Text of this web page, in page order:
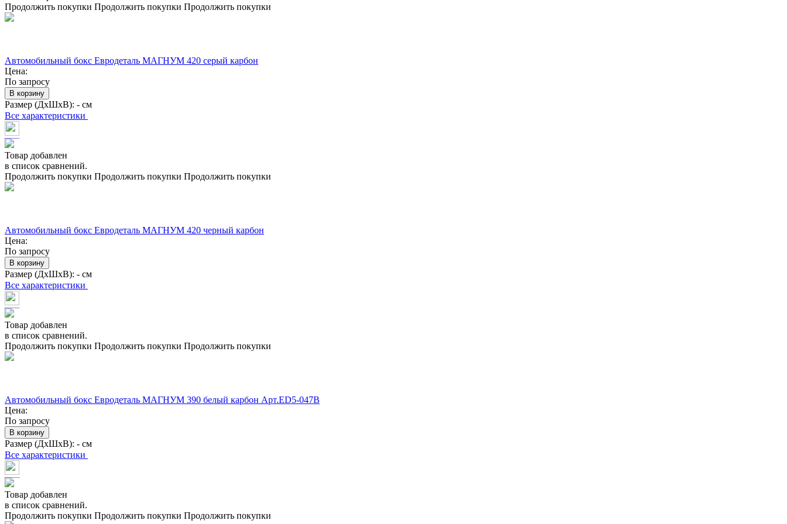
Продолжить покупки Продолжить покупки Продолжить покупки
Автомобильный бокс Евродеталь МАГНУМ 420 серый карбон
Цена:
По запросу
В корзину
Размер (ДхШхВ): - см
Все характеристики
Товар добавлен
в список сравнений.
Продолжить покупки Продолжить покупки Продолжить покупки
Автомобильный бокс Евродеталь МАГНУМ 420 черный карбон
Цена:
По запросу
В корзину
Размер (ДхШхВ): - см
Все характеристики
Товар добавлен
в список сравнений.
Продолжить покупки Продолжить покупки Продолжить покупки
Автомобильный бокс Евродеталь МАГНУМ 390 белый карбон Арт.ED5-047B
Цена:
По запросу
В корзину
Размер (ДхШхВ): - см
Все характеристики
Товар добавлен
в список сравнений.
Продолжить покупки Продолжить покупки Продолжить покупки